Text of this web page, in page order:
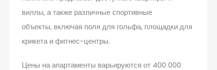
виллы, а также различные спортивные
объекты, включая поля для гольфа, площадки для
крикета и фитнес-центры.
Цены на апартаменты варьируются от 400 000